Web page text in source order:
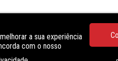
a sua experiência
com o nosso